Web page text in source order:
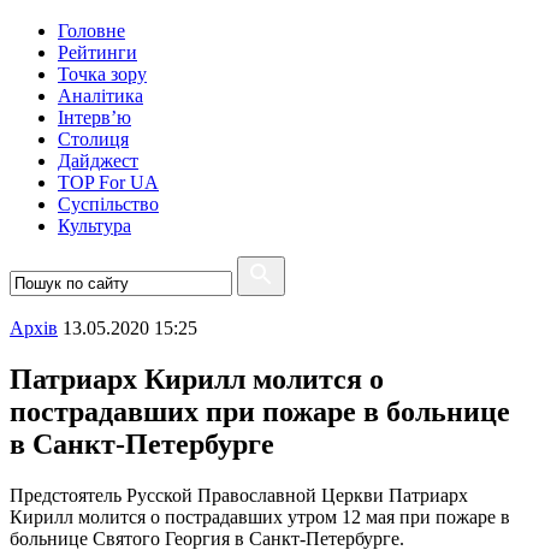
Головне
Рейтинги
Точка зору
Аналітика
Інтерв’ю
Столиця
Дайджест
TOP For UA
Суспiльство
Культура
Архiв 13.05.2020 15:25
Патриарх Кирилл молится о
пострадавших при пожаре в больнице
в Санкт-Петербурге
Предстоятель Русской Православной Церкви Патриарх
Кирилл молится о пострадавших утром 12 мая при пожаре в
больнице Святого Георгия в Санкт-Петербурге.